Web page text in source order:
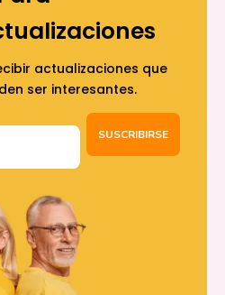
actualizaciones que
ser interesantes.
SUSCRIBIRSE